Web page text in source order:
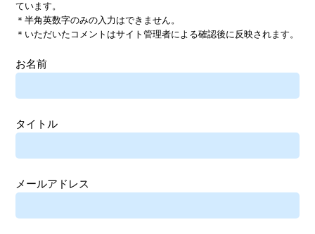
ています。
＊半角英数字のみの入力はできません。
＊いただいたコメントはサイト管理者による確認後に反映されます。
お名前
タイトル
メールアドレス